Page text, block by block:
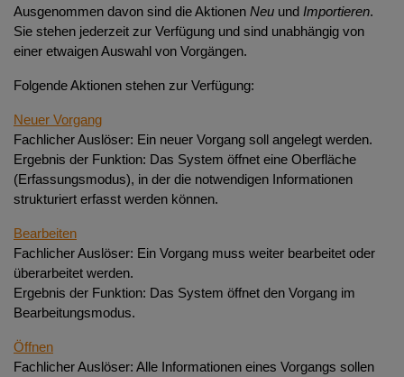
Ausgenommen davon sind die Aktionen Neu und Importieren.
Sie stehen jederzeit zur Verfügung und sind unabhängig von
einer etwaigen Auswahl von Vorgängen.
Folgende Aktionen stehen zur Verfügung:
Neuer Vorgang
Fachlicher Auslöser: Ein neuer Vorgang soll angelegt werden.
Ergebnis der Funktion: Das System öffnet eine Oberfläche
(Erfassungsmodus), in der die notwendigen Informationen
strukturiert erfasst werden können.
Bearbeiten
Fachlicher Auslöser: Ein Vorgang muss weiter bearbeitet oder
überarbeitet werden.
Ergebnis der Funktion: Das System öffnet den Vorgang im
Bearbeitungsmodus.
Öffnen
Fachlicher Auslöser: Alle Informationen eines Vorgangs sollen